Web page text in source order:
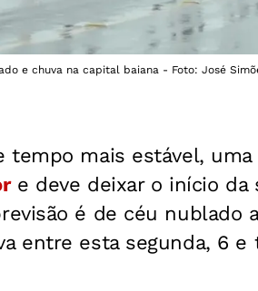
e chuva na capital baiana - Foto: José
tempo mais estável,
e deve deixar o início da
é de céu nublado
entre esta segunda, 6 e